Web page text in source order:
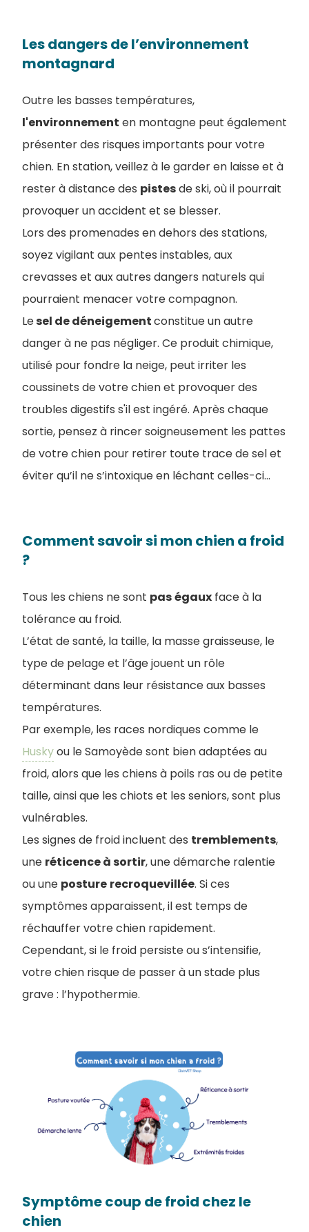
Les dangers de l’environnement
montagnard
Outre les basses températures,
l'environnement en montagne peut également
présenter des risques importants pour votre
chien. En station, veillez à le garder en laisse et à
rester à distance des pistesde ski, où il pourrait
provoquer un accident et se blesser.
Lors des promenades en dehors des stations,
soyez vigilant aux pentes instables, aux
crevasses et aux autres dangers naturels qui
pourraient menacer votre compagnon.
Lesel de déneigementconstitue un autre
danger à ne pas négliger. Ce produit chimique,
utilisé pour fondre la neige, peut irriter les
coussinets de votre chien et provoquer des
troubles digestifs s'il est ingéré. Après chaque
sortie, pensez à rincer soigneusement les pattes
de votre chien pour retirer toute trace de sel et
éviter qu’il ne s’intoxique en léchant celles-ci...
Comment savoir si mon chien a froid
?
Tous les chiens ne sont paségaux face à la
tolérance au froid.
L’état de santé, la taille, la masse graisseuse, le
type de pelage et l’âge jouent un rôle
déterminant dans leur résistance aux basses
températures.
Par exemple, les races nordiques comme le
Huskyou le Samoyède sont bien adaptées au
froid, alors que les chiens à poils ras ou de petite
taille, ainsi que les chiots et les seniors, sont plus
vulnérables.
Les signes de froid incluent des tremblements,
une réticence à sortir, une démarche ralentie
ou une posture recroquevillée. Si ces
symptômes apparaissent, il est temps de
réchauffer votre chien rapidement.
Cependant, si le froid persiste ou s’intensifie,
votre chien risque de passer à un stade plus
grave : l’hypothermie.
Symptôme coup de froid chez le
chien